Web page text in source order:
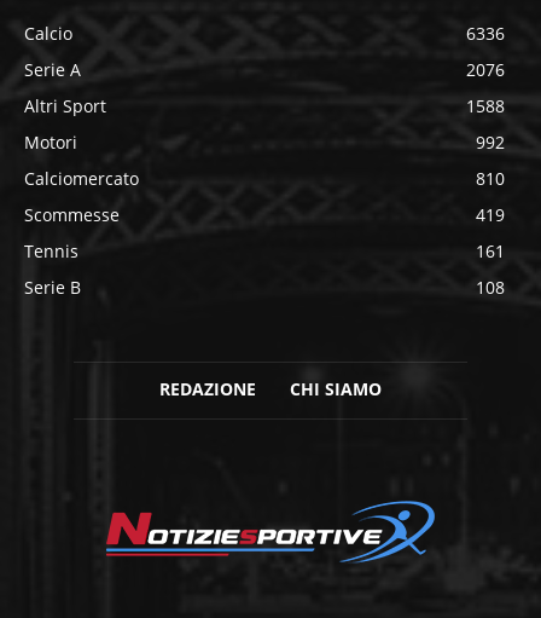
Calcio
6336
Serie A
2076
Altri Sport
1588
Motori
992
Calciomercato
810
Scommesse
419
Tennis
161
Serie B
108
REDAZIONE CHI SIAMO